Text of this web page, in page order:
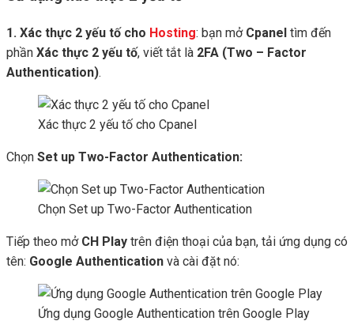
1. Xác thực 2 yếu tố cho Hosting: bạn mở Cpanel tìm đến
phần Xác thực 2 yếu tố, viết tắt là 2FA (Two – Factor
Authentication).
Xác thực 2 yếu tố cho Cpanel
Chọn Set up Two-Factor Authentication:
Chọn Set up Two-Factor Authentication
Tiếp theo mởCH Play trên điện thoại của bạn, tải ứng dụng có
tên: Google Authentication và cài đặt nó:
Ứng dụng Google Authentication trên Google Play